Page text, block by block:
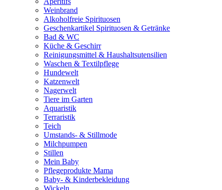
Weinbrand
Alkoholfreie Spirituosen
Geschenkartikel Spirituosen & Getränke
Bad & WC
Küche & Geschirr
Reinigungsmittel & Haushaltsutensilien
Waschen & Textilpflege
Hundewelt
Katzenwelt
Nagerwelt
Tiere im Garten
Aquaristik
Terraristik
Teich
Umstands- & Stillmode
Milchpumpen
Stillen
Mein Baby
Pflegeprodukte Mama
Baby- & Kinderbekleidung
Wickeln